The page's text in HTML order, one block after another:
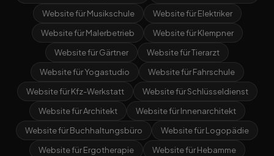
Website für Musikschule
Website für Elektriker
Website für Malerbetrieb
Website für Klempner
Website für Gärtner
Website für Tierarzt
Website für Yogastudio
Website für Fahrschule
Website für Kfz-Werkstatt
Website für Schlüsseldienst
Website für Architekt
Website für Innenarchitekt
Website für Buchhaltungsbüro
Website für Logopädie
Website für Ergotherapie
Website für Hebamme